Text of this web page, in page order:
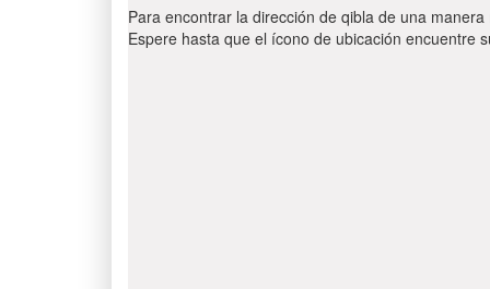
Para encontrar la dirección de qibla de una
Espere hasta que el ícono de ubicación encuentre